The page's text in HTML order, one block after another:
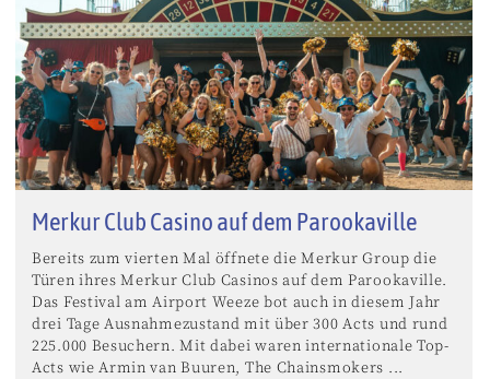
Merkur Club Casino auf dem Parookaville
Bereits zum vierten Mal öffnete die Merkur Group die
Türen ihres Merkur Club Casinos auf dem Parookaville.
Das Festival am Airport Weeze bot auch in diesem Jahr
drei Tage Ausnahmezustand mit über 300 Acts und rund
225.000 Besuchern. Mit dabei waren internationale Top-
Acts wie Armin van Buuren, The Chainsmokers ...